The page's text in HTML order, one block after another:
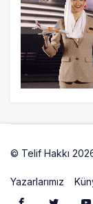
© Telif Hakkı
Yazarlarımız